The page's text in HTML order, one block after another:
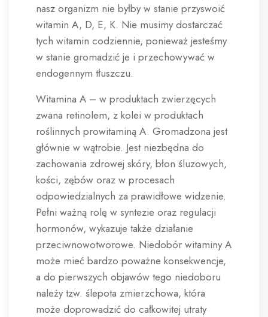
nasz organizm nie byłby w stanie przyswoić
witamin A, D, E, K. Nie musimy dostarczać
tych witamin codziennie, ponieważ jesteśmy
w stanie gromadzić je i przechowywać w
endogennym tłuszczu.
Witamina A – w produktach zwierzęcych
zwana retinolem, z kolei w produktach
roślinnych prowitaminą A. Gromadzona jest
głównie w wątrobie. Jest niezbędna do
zachowania zdrowej skóry, błon śluzowych,
kości, zębów oraz w procesach
odpowiedzialnych za prawidłowe widzenie.
Pełni ważną rolę w syntezie oraz regulacji
hormonów, wykazuje także działanie
przeciwnowotworowe. Niedobór witaminy A
może mieć bardzo poważne konsekwencje,
a do pierwszych objawów tego niedoboru
należy tzw. ślepota zmierzchowa, która
może doprowadzić do całkowitej utraty